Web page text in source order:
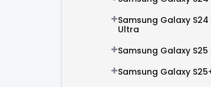
Samsung Galaxy S24
Ultra
Samsung Galaxy S25
Samsung Galaxy